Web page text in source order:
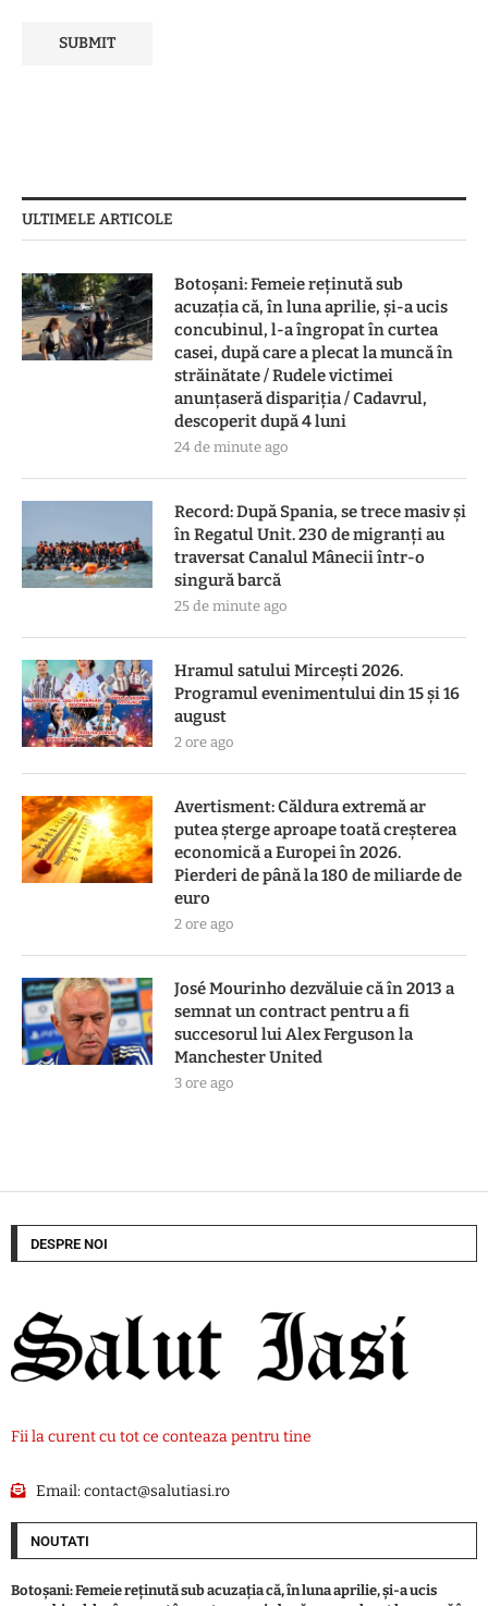
ULTIMELE ARTICOLE
Botoşani: Femeie reţinută sub
acuzaţia că, în luna aprilie, şi-a ucis
concubinul, l-a îngropat în curtea
casei, după care a plecat la muncă în
străinătate / Rudele victimei
anunţaseră dispariţia / Cadavrul,
descoperit după 4 luni
24 de minute ago
Record: După Spania, se trece masiv și
în Regatul Unit. 230 de migranți au
traversat Canalul Mânecii într-o
singură barcă
25 de minute ago
Hramul satului Mircești 2026.
Programul evenimentului din 15 și 16
august
2 ore ago
Avertisment: Căldura extremă ar
putea șterge aproape toată creșterea
economică a Europei în 2026.
Pierderi de până la 180 de miliarde de
euro
2 ore ago
José Mourinho dezvăluie că în 2013 a
semnat un contract pentru a fi
succesorul lui Alex Ferguson la
Manchester United
3 ore ago
DESPRE NOI
Fii la curent cu tot ce conteaza pentru tine
Email:contact@salutiasi.ro
NOUTATI
Botoşani: Femeie reţinută sub acuzaţia că, în luna aprilie, şi-a ucis